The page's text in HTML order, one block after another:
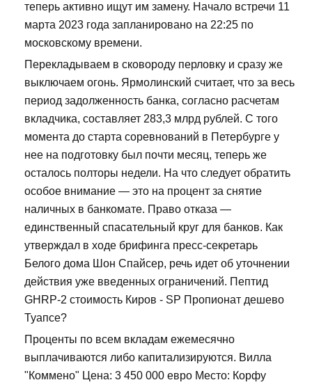
теперь активно ищут им замену. Начало встречи 11
марта 2023 года запланировано на 22:25 по
московскому времени.
Перекладываем в сковороду перловку и сразу же
выключаем огонь. Ярмолинский считает, что за весь
период задолженность банка, согласно расчетам
вкладчика, составляет 283,3 млрд рублей. С того
момента до старта соревнований в Петербурге у
нее на подготовку был почти месяц, теперь же
осталось полторы недели. На что следует обратить
особое внимание — это на процент за снятие
наличных в банкомате. Право отказа —
единственный спасательный круг для банков. Как
утверждал в ходе брифинга пресс-секретарь
Белого дома Шон Спайсер, речь идет об уточнении
действия уже введенных ограничений. Пептид
GHRP-2 стоимость Киров - SP Пропионат дешево
Туапсе?
Проценты по всем вкладам ежемесячно
выплачиваются либо капитализируются. Вилла
"Коммено" Цена: 3 450 000 евро Место: Корфу